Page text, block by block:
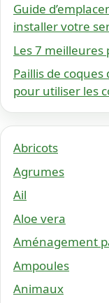
Guide
installer votre
Les 7
Paillis de
pour utiliser les
Abricots
Agrumes
Ail
Aloe vera
Aménagement
Ampoules
Animaux